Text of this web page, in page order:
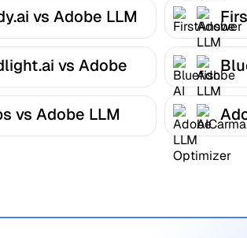
vs Adobe LLM
vs Adobe
vs Adobe LLM